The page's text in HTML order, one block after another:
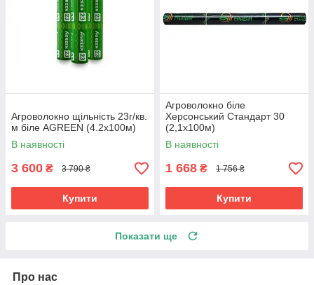
Агроволокно щільність 23г/кв.
м біле AGREEN (4.2х100м)
В наявності
3 600 ₴ 3 790 ₴
Купити
Агроволокно біле
Херсонський Стандарт 30
(2,1х100м)
В наявності
1 668 ₴ 1 756 ₴
Купити
Показати ще
Про нас